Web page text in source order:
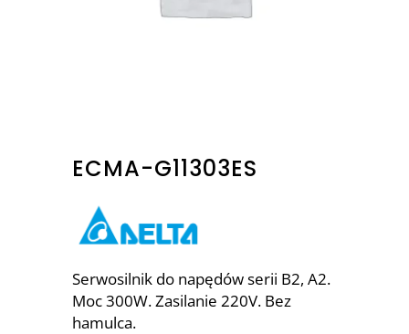
ECMA-G11303ES
Serwosilnik do napędów serii B2, A2.
Moc 300W. Zasilanie 220V. Bez
hamulca.